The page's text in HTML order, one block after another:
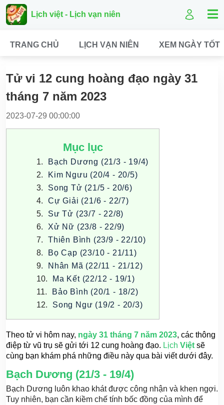
Lịch việt - Lịch vạn niên
TRANG CHỦ LỊCH VẠN NIÊN XEM NGÀY TỐT
Tử vi 12 cung hoàng đạo ngày 31
tháng 7 năm 2023
2023-07-29 00:00:00
Mục lục
Bạch Dương (21/3 - 19/4)
Kim Ngưu (20/4 - 20/5)
Song Tử (21/5 - 20/6)
Cự Giải (21/6 - 22/7)
Sư Tử (23/7 - 22/8)
Xử Nữ (23/8 - 22/9)
Thiên Bình (23/9 - 22/10)
Bọ Cạp (23/10 - 21/11)
Nhân Mã (22/11 - 21/12)
Ma Kết (22/12 - 19/1)
Bảo Bình (20/1 - 18/2)
Song Ngư (19/2 - 20/3)
Theo tử vi hôm nay, ngày 31 tháng 7 năm 2023, các thông
điệp từ vũ trụ sẽ gửi tới 12 cung hoàng đạo. Lịch Việt sẽ
cùng bạn khám phá những điều này qua bài viết dưới đây.
Bạch Dương (21/3 - 19/4)
Bạch Dương luôn khao khát được công nhận và khen ngợi.
Tuy nhiên, bạn cần kiềm chế tính bốc đồng của mình để